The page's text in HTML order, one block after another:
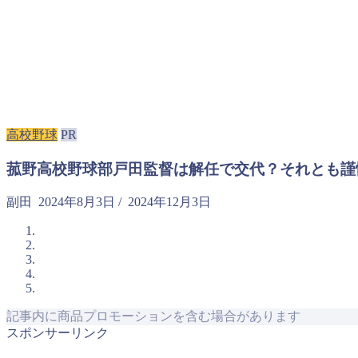
高校野球 PR
菰野高校野球部戸田監督は解任で交代？それとも
副田 2024年8月3日 / 2024年12月3日
記事内に商品プロモーションを含む場合があります
スポンサーリンク